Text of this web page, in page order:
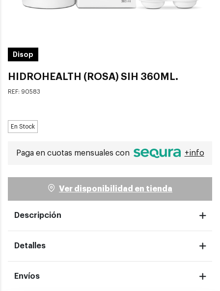
Disop
HIDROHEALTH (ROSA) SIH 360ML.
REF: 90583
En Stock
Paga en cuotas mensuales con +info
Ver disponibilidad en tienda
Descripción
Detalles
Envíos